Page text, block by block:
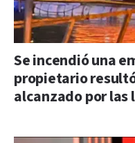
Se incendió una
propietario
alcanzado por las